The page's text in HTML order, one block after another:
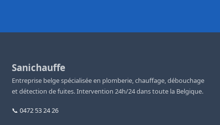
Sanichauffe
Entreprise belge spécialisée en plomberie, chauffage, débouchage
et détection de fuites. Intervention 24h/24 dans toute la Belgique.
📞 0472 53 24 26